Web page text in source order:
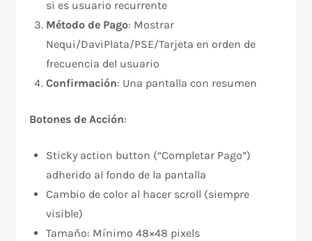
si es usuario recurrente
Método de Pago: Mostrar
Nequi/DaviPlata/PSE/Tarjeta en orden de
frecuencia del usuario
Confirmación: Una pantalla con resumen
Botones de Acción:
Sticky action button (“Completar Pago”)
adherido al fondo de la pantalla
Cambio de color al hacer scroll (siempre
visible)
Tamaño: Mínimo 48×48 pixels